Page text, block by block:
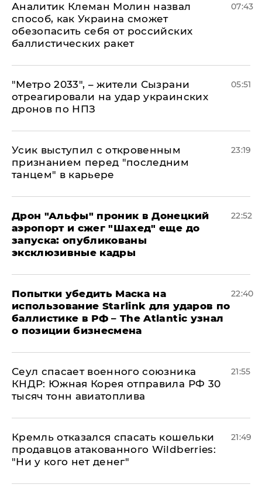
Аналитик Клеман Молин назвал
способ, как Украина сможет
обезопасить себя от российских
баллистических ракет
07:43
"Метро 2033", – жители Сызрани
отреагировали на удар украинских
дронов по НПЗ
05:51
Усик выступил с откровенным
признанием перед "последним
танцем" в карьере
23:19
Дрон "Альфы" проник в Донецкий
аэропорт и сжег "Шахед" еще до
запуска: опубликованы
эксклюзивные кадры
22:52
Попытки убедить Маска на
использование Starlink для ударов по
баллистике в РФ – The Atlantic узнал
о позиции бизнесмена
22:40
​Сеул спасает военного союзника
КНДР: Южная Корея отправила РФ 30
тысяч тонн авиатоплива
21:55
Кремль отказался спасать кошельки
продавцов атакованного Wildberries:
"Ни у кого нет денег"
21:49